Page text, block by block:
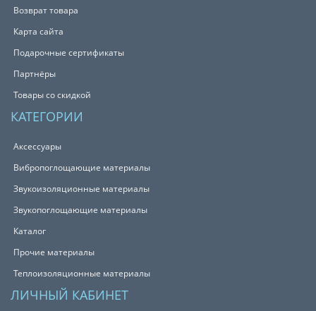
Возврат товара
Карта сайта
Подарочные сертификаты
Партнёры
Товары со скидкой
КАТЕГОРИИ
Аксессуары
Вибропоглощающие материалы
Звукоизоляционные материалы
Звукопоглощающие материалы
Каталог
Прочие материалы
Теплоизоляционные материалы
ЛИЧНЫЙ КАБИНЕТ